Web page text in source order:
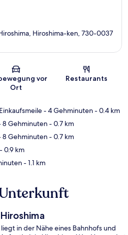
Karte
Hiroshima-ken, 730-0037
vor
Ort
Restaurants
- 4 Gehminuten- 0.4 km
8 Gehminuten- 0.7 km
8 Gehminuten- 0.7 km
- 0.9 km
- 1.1 km
in der Nähe eines Bahnhofs und